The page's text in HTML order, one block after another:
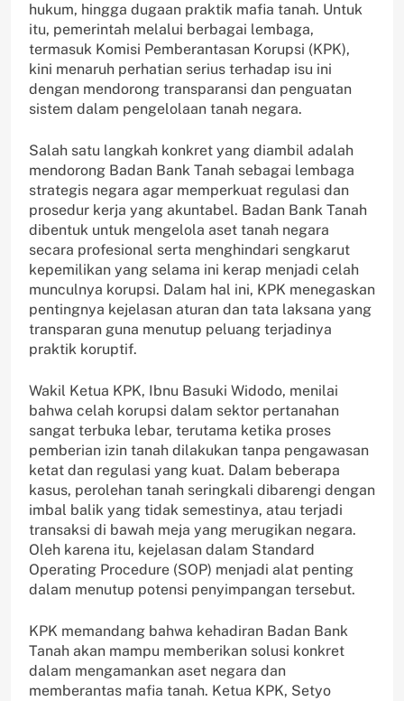
hukum, hingga dugaan praktik mafia tanah. Untuk
itu, pemerintah melalui berbagai lembaga,
termasuk Komisi Pemberantasan Korupsi (KPK),
kini menaruh perhatian serius terhadap isu ini
dengan mendorong transparansi dan penguatan
sistem dalam pengelolaan tanah negara.
Salah satu langkah konkret yang diambil adalah
mendorong Badan Bank Tanah sebagai lembaga
strategis negara agar memperkuat regulasi dan
prosedur kerja yang akuntabel. Badan Bank Tanah
dibentuk untuk mengelola aset tanah negara
secara profesional serta menghindari sengkarut
kepemilikan yang selama ini kerap menjadi celah
munculnya korupsi. Dalam hal ini, KPK menegaskan
pentingnya kejelasan aturan dan tata laksana yang
transparan guna menutup peluang terjadinya
praktik koruptif.
Wakil Ketua KPK, Ibnu Basuki Widodo, menilai
bahwa celah korupsi dalam sektor pertanahan
sangat terbuka lebar, terutama ketika proses
pemberian izin tanah dilakukan tanpa pengawasan
ketat dan regulasi yang kuat. Dalam beberapa
kasus, perolehan tanah seringkali dibarengi dengan
imbal balik yang tidak semestinya, atau terjadi
transaksi di bawah meja yang merugikan negara.
Oleh karena itu, kejelasan dalam Standard
Operating Procedure (SOP) menjadi alat penting
dalam menutup potensi penyimpangan tersebut.
KPK memandang bahwa kehadiran Badan Bank
Tanah akan mampu memberikan solusi konkret
dalam mengamankan aset negara dan
memberantas mafia tanah. Ketua KPK, Setyo